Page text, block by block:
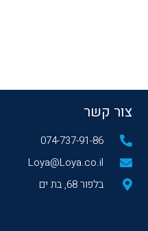
צור קשר
074-737-91-86
Loya@Loya.co.il
בלפור 68, בת ים